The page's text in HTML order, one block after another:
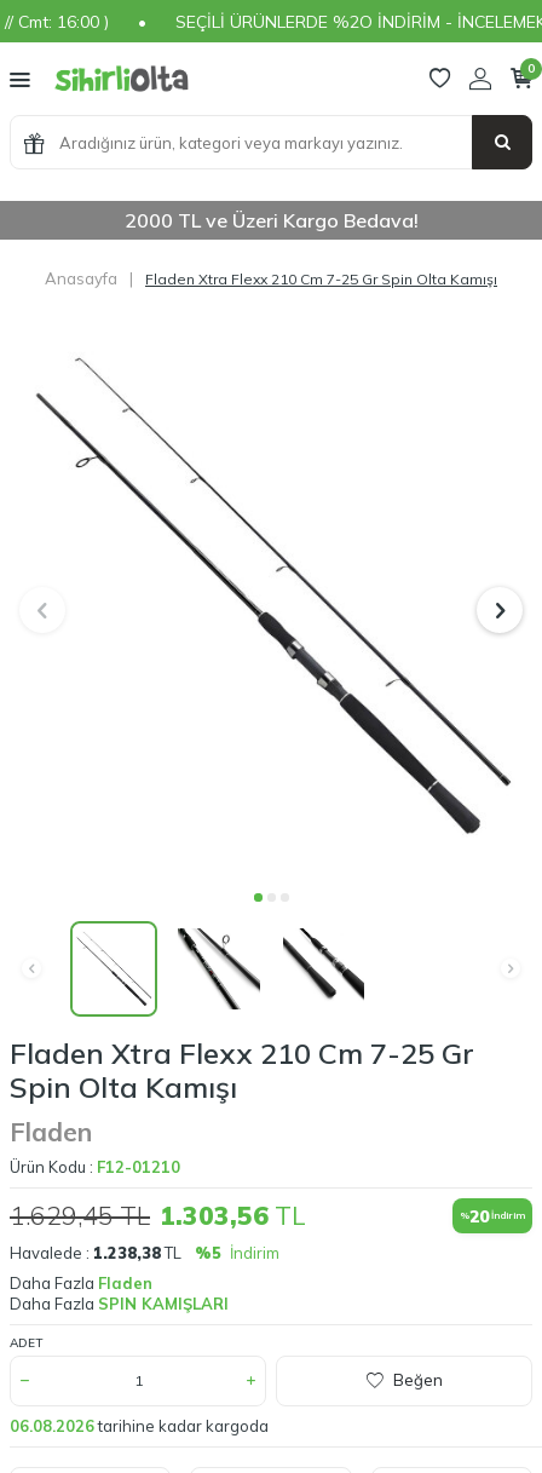
16:00 ) SEÇİLİ ÜRÜNLERDE %2O İNDİRİM - İNCELEMEK
0
2000 TL ve Üzeri Kargo Bedava!
Anasayfa | Fladen Xtra Flexx 210 Cm 7-25 Gr Spin Olta Kamışı
Fladen Xtra Flexx 210 Cm 7-25 Gr
Spin Olta Kamışı
Fladen
Ürün Kodu : F12-01210
1.629,45TL 1.303,56 TL %20İndirim
Havalede : 1.238,38TL %5 İndirim
Daha Fazla Fladen
Daha Fazla SPIN KAMIŞLARI
ADET
Beğen
06.08.2026tarihine kadar kargoda